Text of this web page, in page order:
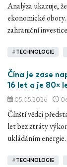
Analýza ukazuje,
ekonomické
zahraniční
#TECHNOLOGIE
Čína je zase
16 let a je 80×
05.05.2026
Čínští vědci
let bez ztráty
ukládáním energie.
#TECHNOLOGIE